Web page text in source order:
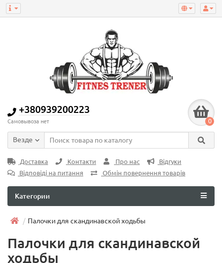
+380939200223
Самовывоза нет 0
Везде
Доставка Контакти Про нас
Відгуки
Відповіді на питання
Обмін повернення товарів
Категории
Палочки для скандинавской ходьбы
Палочки для скандинавской
ходьбы